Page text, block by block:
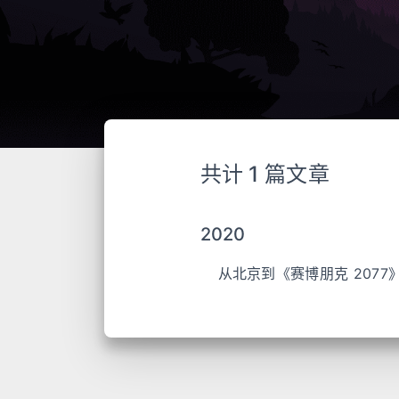
共计 1 篇文章
2020
从北京到《赛博朋克 2077